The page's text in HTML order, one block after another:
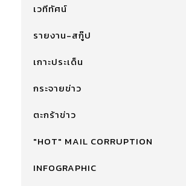
เวทีทัศน์
รายงาน-สกู๊ป
เกาะประเด็น
กระจายข่าว
ตะกร้าข่าว
"HOT" MAIL CORRUPTION
INFOGRAPHIC